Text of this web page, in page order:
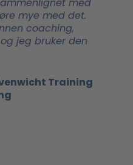
med
mye med det.
coaching,
jeg bruker den
Training